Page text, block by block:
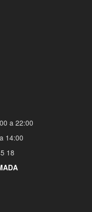
a 22:00
14:00
18